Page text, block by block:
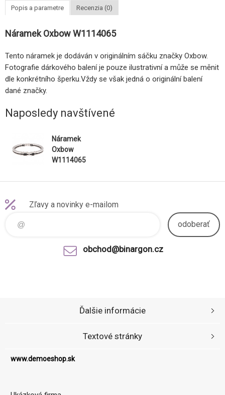
Popis a parametre Recenzia (0)
Náramek Oxbow W1114065
Tento náramek je dodáván v originálním sáčku značky Oxbow.
Fotografie dárkového balení je pouze ilustrativní a může se měnit
dle konkrétního šperku.Vždy se však jedná o originální balení
dané značky.
Naposledy navštívené
Náramek
Oxbow
W1114065
Zľavy a novinky e-mailom
odoberať
obchod@binargon.cz
www.demoeshop.sk
Ďalšie informácie
Textové stránky